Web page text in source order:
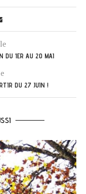
DU 1ER AU 20 MAI
DU 27 JUIN !